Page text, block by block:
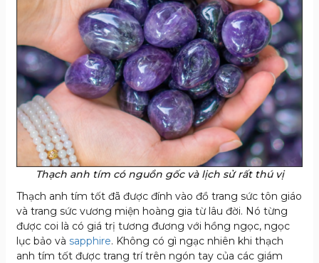
Thạch anh tím có nguồn gốc và lịch sử rất thú vị
Thạch anh tím tốt đã được đính vào đồ trang sức tôn giáo
và trang sức vương miện hoàng gia từ lâu đời. Nó từng
được coi là có giá trị tương đương với hồng ngọc, ngọc
lục bảo và sapphire. Không có gì ngạc nhiên khi thạch
anh tím tốt được trang trí trên ngón tay của các giám